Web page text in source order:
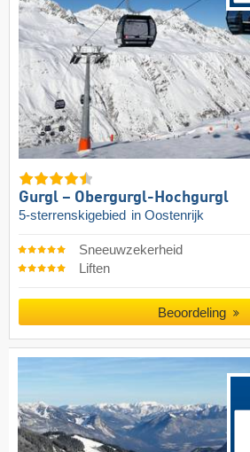
Gurgl – Obergurgl-Hochgurgl
5-sterrenskigebied in Oostenrijk
Sneeuwzekerheid
Liften
Beoordeling